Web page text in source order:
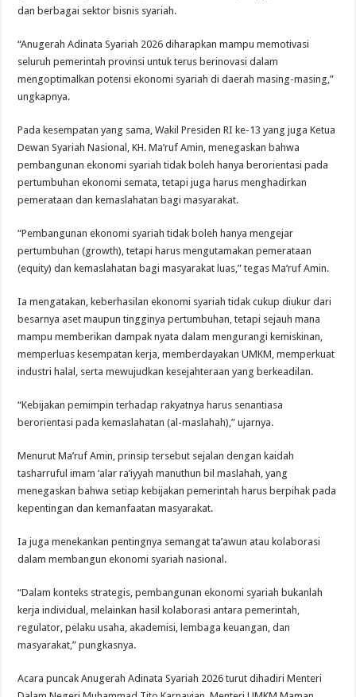
dan berbagai sektor bisnis syariah.
“Anugerah Adinata Syariah 2026 diharapkan mampu memotivasi
seluruh pemerintah provinsi untuk terus berinovasi dalam
mengoptimalkan potensi ekonomi syariah di daerah masing-masing,”
ungkapnya.
Pada kesempatan yang sama, Wakil Presiden RI ke-13 yang juga Ketua
Dewan Syariah Nasional, KH. Ma’ruf Amin, menegaskan bahwa
pembangunan ekonomi syariah tidak boleh hanya berorientasi pada
pertumbuhan ekonomi semata, tetapi juga harus menghadirkan
pemerataan dan kemaslahatan bagi masyarakat.
“Pembangunan ekonomi syariah tidak boleh hanya mengejar
pertumbuhan (growth), tetapi harus mengutamakan pemerataan
(equity) dan kemaslahatan bagi masyarakat luas,” tegas Ma’ruf Amin.
Ia mengatakan, keberhasilan ekonomi syariah tidak cukup diukur dari
besarnya aset maupun tingginya pertumbuhan, tetapi sejauh mana
mampu memberikan dampak nyata dalam mengurangi kemiskinan,
memperluas kesempatan kerja, memberdayakan UMKM, memperkuat
industri halal, serta mewujudkan kesejahteraan yang berkeadilan.
“Kebijakan pemimpin terhadap rakyatnya harus senantiasa
berorientasi pada kemaslahatan (al-maslahah),” ujarnya.
Menurut Ma’ruf Amin, prinsip tersebut sejalan dengan kaidah
tasharruful imam ‘alar ra’iyyah manuthun bil maslahah, yang
menegaskan bahwa setiap kebijakan pemerintah harus berpihak pada
kepentingan dan kemanfaatan masyarakat.
Ia juga menekankan pentingnya semangat ta’awun atau kolaborasi
dalam membangun ekonomi syariah nasional.
“Dalam konteks strategis, pembangunan ekonomi syariah bukanlah
kerja individual, melainkan hasil kolaborasi antara pemerintah,
regulator, pelaku usaha, akademisi, lembaga keuangan, dan
masyarakat,” pungkasnya.
Acara puncak Anugerah Adinata Syariah 2026 turut dihadiri Menteri